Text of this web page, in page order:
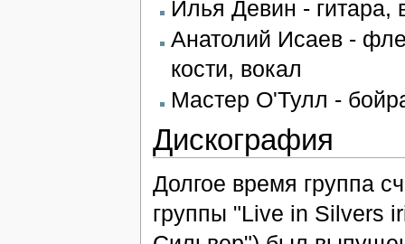
Илья Девин - гитара,
Анатолий Исаев -
кости, вокал
Мастер О'Тулл -
Дискография
Долгое время группа
группы "Live in Silvers